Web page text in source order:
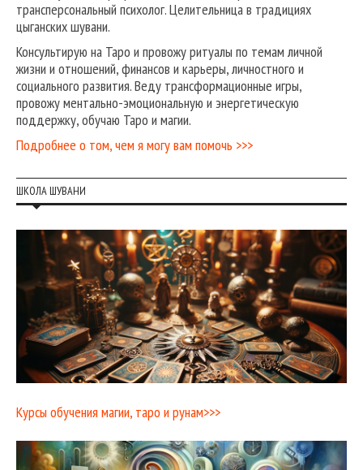
трансперсональный психолог. Целительница в традициях
цыганских шувани.
Консультирую на Таро и провожу ритуалы по темам личной
жизни и отношений, финансов и карьеры, личностного и
социального развития. Веду трансформационные игры,
провожу ментально-эмоциональную и энергетическую
поддержку, обучаю Таро и магии.
Подробнее о том, чем я могу вам помочь >>>
ШКОЛА ШУВАНИ
Курсы обучения магии, таро и рунам>>>